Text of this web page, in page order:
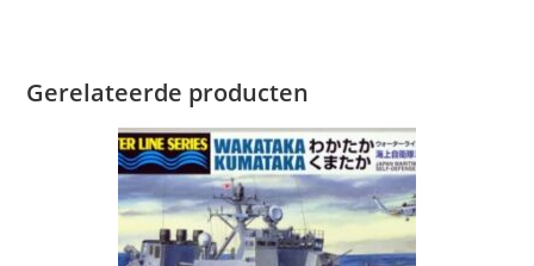
Gerelateerde producten